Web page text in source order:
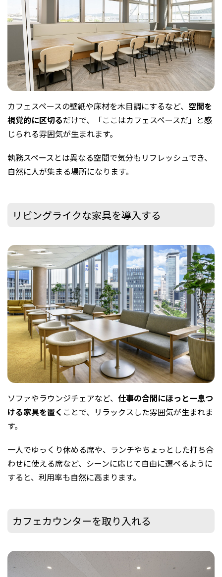
カフェスペースの壁紙や床材を木目調にするなど、 空間を
視覚的に区切るだけで、「ここはカフェスペースだ」と感
じられる雰囲気が生まれます。
執務スペースとは異なる空間で気分もリフレッシュでき、
自然に人が集まる場所になります。
リビングライクな家具を導入する
ソファやラウンジチェアなど、 仕事の合間にほっと一息つ
ける家具を置く ことで、リラックスした雰囲気が生まれま
す。
一人でゆっくり休める席や、ランチやちょっとした打ち合
わせに使える席など、シーンに応じて自由に選べるように
すると、利用率も自然に高まります。
カフェカウンターを取り入れる